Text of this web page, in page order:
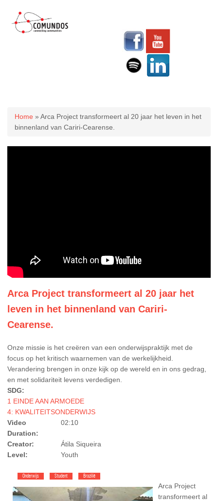
U bent hier
Home » Arca Project transformeert al 20 jaar het leven in het
binnenland van Cariri-Cearense.
Arca Project transformeert al 20 jaar het
leven in het binnenland van Cariri-
Cearense.
Onze missie is het creëren van een onderwijspraktijk met de
focus op het kritisch waarnemen van de werkelijkheid.
Verandering brengen in onze kijk op de wereld en in ons gedrag,
en met solidariteit levens verdedigen.
SDG:
1 EINDE AAN ARMOEDE
4: KWALITEITSONDERWIJS
Video
Duration:
02:10
Creator:
Átila Siqueira
Level:
Youth
Onderwijs Student Brazilië
Arca Project
transformeert al